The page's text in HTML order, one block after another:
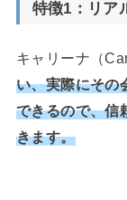
特徴1： リア
キャリーナ（
い、実際にその
できるので、信
きます。